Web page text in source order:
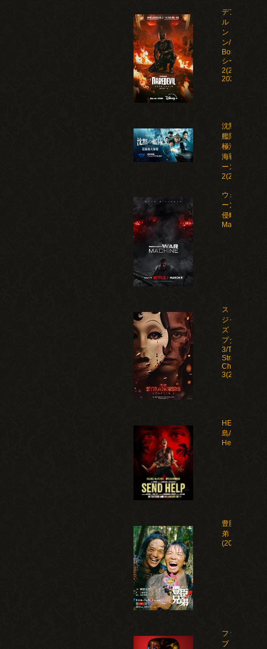
デアデビ
ル：ボー
ン・アゲイ
ン/Daredevil:
Born Again
シーズン1-
2(2025-
2026)
沈黙の
艦隊 北
極海大
海戦 シ
ーズン
2(2026)
ウォー・マシ
ーン: 未知な
侵略者/War
ストレン
ジャー
ズ：チャ
プター
3/The
Strangers:
Chapter
3(2026)
HELP 復讐
島/Send
Help(2026)
豊臣兄
弟！
(2026)
ファイ
ブ・ナ